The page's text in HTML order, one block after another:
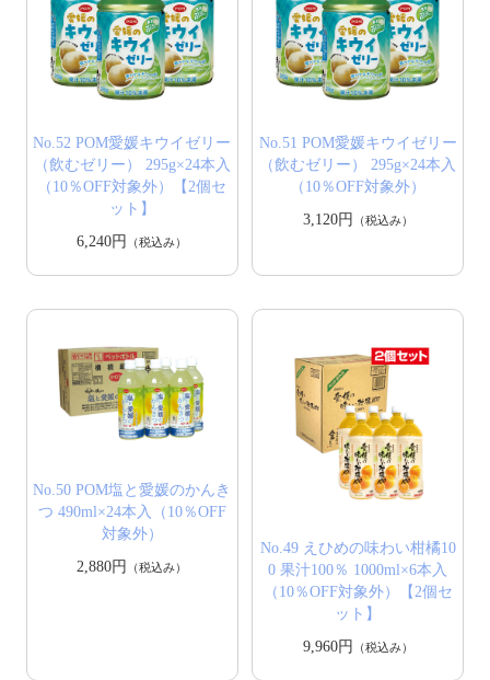
No.52 POM愛媛キウイゼリー
（飲むゼリー） 295g×24本入
（10％OFF対象外）【2個セ
ット】
6,240円
（税込み）
No.51 POM愛媛キウイゼリー
（飲むゼリー） 295g×24本入
（10％OFF対象外）
3,120円
（税込み）
No.50 POM塩と愛媛のかんき
つ 490ml×24本入（10％OFF
対象外）
2,880円
（税込み）
No.49 えひめの味わい柑橘10
0 果汁100％ 1000ml×6本入
（10％OFF対象外）【2個セ
ット】
9,960円
（税込み）